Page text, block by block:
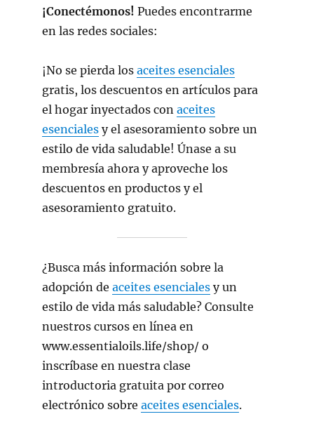
¡Conectémonos! Puedes encontrarme
en las redes sociales:
¡No se pierda los aceites esenciales
gratis, los descuentos en artículos para
el hogar inyectados con aceites
esenciales y el asesoramiento sobre un
estilo de vida saludable! Únase a su
membresía ahora y aproveche los
descuentos en productos y el
asesoramiento gratuito.
¿Busca más información sobre la
adopción de aceites esenciales y un
estilo de vida más saludable? Consulte
nuestros cursos en línea en
www.essentialoils.life/shop/ o
inscríbase en nuestra clase
introductoria gratuita por correo
electrónico sobre aceites esenciales.